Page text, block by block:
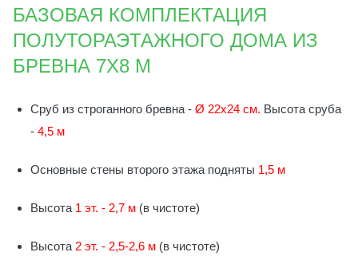
БАЗОВАЯ КОМПЛЕКТАЦИЯ
ПОЛУТОРАЭТАЖНОГО ДОМА ИЗ
БРЕВНА 7Х8 М
Сруб из строганного бревна - Ø 22х24 см. Высота сруба
- 4,5 м
Основные стены второго этажа подняты 1,5 м
Высота 1 эт. - 2,7 м (в чистоте)
Высота 2 эт. - 2,5-2,6 м (в чистоте)